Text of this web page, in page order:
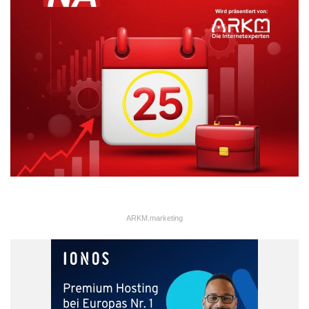
weiter zunehmende (Prozess-)Vernetzung über
Unternehmensgrenzen hinweg. Damit verbunden sind neue
Angriffsvektoren für Wirtschaftsspionage. Unternehmen der
Elektroindustrie stehen hier vor völlig neuen Herausforderungen.
Auch eine durchgängige Sensibilisierung der Mitarbeiter für die
neuen Bedrohungen ist dabei noch zu leisten“, so Stefan Klopp.
ARKM.marketing
ARKM.marketing